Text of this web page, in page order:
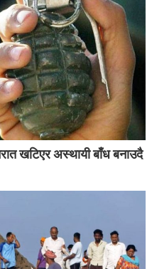
खटिएर अस्थायी बाँध बनाउदै